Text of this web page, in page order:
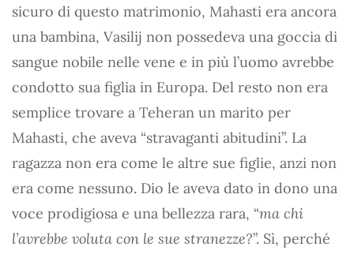
sicuro di questo matrimonio, Mahasti era ancora
una bambina, Vasilij non possedeva una goccia di
sangue nobile nelle vene e in più l’uomo avrebbe
condotto sua figlia in Europa. Del resto non era
semplice trovare a Teheran un marito per
Mahasti, che aveva “stravaganti abitudini”. La
ragazza non era come le altre sue figlie, anzi non
era come nessuno. Dio le aveva dato in dono una
voce prodigiosa e una bellezza rara, “ma chi
l’avrebbe voluta con le sue stranezze?”. Sì, perché